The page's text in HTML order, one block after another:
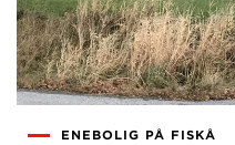
ENEBOLIG PÅ FISKÅ